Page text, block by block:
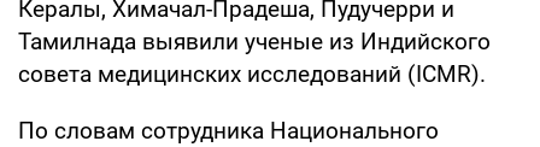
Кералы, Химачал-Прадеша, Пудучерри и
Тамилнада выявили ученые из Индийского
совета медицинских исследований (ICMR).
По словам сотрудника Национального